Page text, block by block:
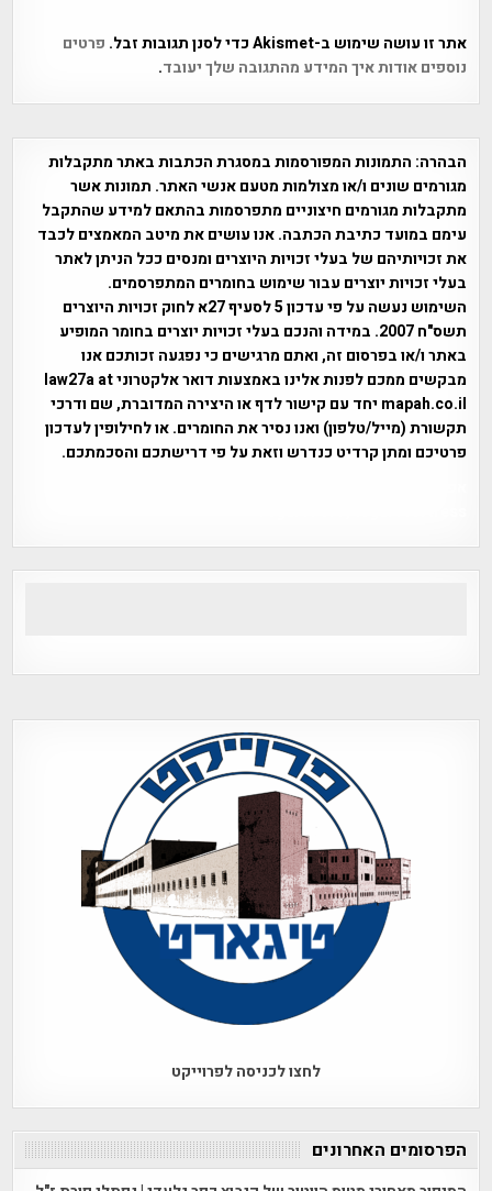
אתר זו עושה שימוש ב-Akismet כדי לסנן תגובות זבל.
פרטים
נוספים אודות איך המידע מהתגובה שלך יעובד.
הבהרה: התמונות המפורסמות במסגרת הכתבות באתר מתקבלות
מגורמים שונים ו/או מצולמות מטעם אנשי האתר. תמונות אשר
מתקבלות מגורמים חיצוניים מתפרסמות בהתאם למידע שהתקבל
עימם במועד כתיבת הכתבה. אנו עושים את מיטב המאמצים לכבד
את זכויותיהם של בעלי זכויות היוצרים ומנסים ככל הניתן לאתר
בעלי זכויות יוצרים עבור שימוש בחומרים המתפרסמים.
השימוש נעשה על פי עדכון 5 לסעיף 27א לחוק זכויות היוצרים
תשס"ח 2007. במידה והנכם בעלי זכויות יוצרים בחומר המופיע
באתר ו/או בפרסום זה, ואתם מרגישים כי נפגעה זכותכם אנו
מבקשים ממכם לפנות אלינו באמצעות דואר אלקטרוני law27a at
mapah.co.il יחד עם קישור לדף או היצירה המדוברת, שם ודרכי
תקשורת (מייל/טלפון) ואנו נסיר את החומרים. או לחילופין לעדכון
פרטיכם ומתן קרדיט כנדרש וזאת על פי דרישתכם והסכמתכם.
לחצו לכניסה לפרוייקט
הפרסומים האחרונים